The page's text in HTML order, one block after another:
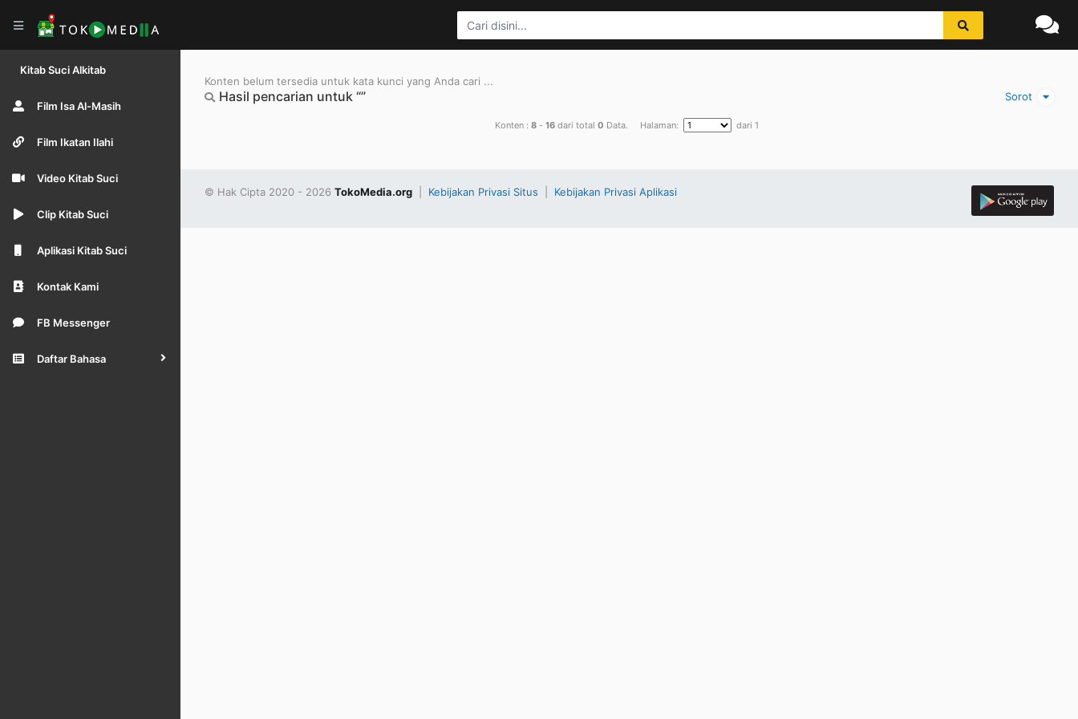
Kitab Suci Alkitab
Film Isa Al-Masih
Film Ikatan Ilahi
Video Kitab Suci
Clip Kitab Suci
Aplikasi Kitab Suci
Kontak Kami
FB Messenger
Daftar Bahasa
Konten belum tersedia untuk kata kunci yang Anda cari ...
Sorot
Hasil pencarian untuk “”
Konten : 8 - 16 dari total 0 Data. Halaman: dari 1
© Hak Cipta 2020 - 2026 TokoMedia.org Kebijakan Privasi Situs Kebijakan Privasi Aplikasi